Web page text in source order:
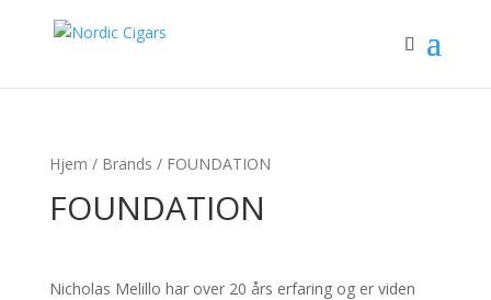
Hjem / Brands / FOUNDATION
FOUNDATION
Nicholas Melillo har over 20 års erfaring og er viden